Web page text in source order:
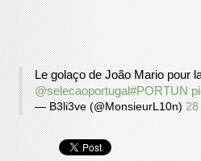
Le golaço de João Mario pour
@selecaoportugal#PORTUN
— B3li3ve (@MonsieurL10n)28